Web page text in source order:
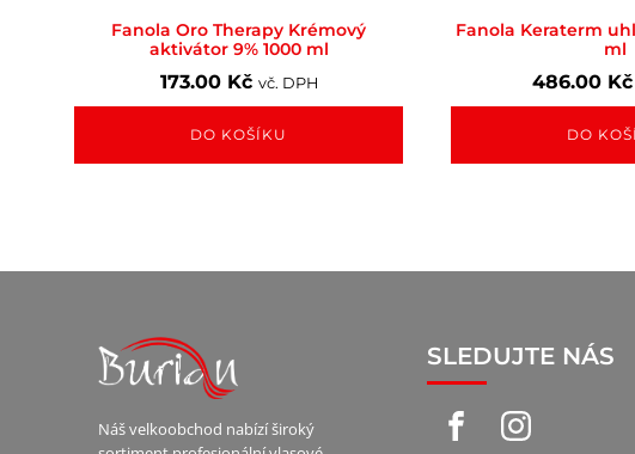
Fanola Oro Therapy Krémový
aktivátor 9% 1000 ml
173.00 Kč vč. DPH
DO KOŠÍKU
Fanola Keraterm
ml
486.00 Kč
DO
Náš velkoobchod nabízí široký
SLEDUJTE NÁS